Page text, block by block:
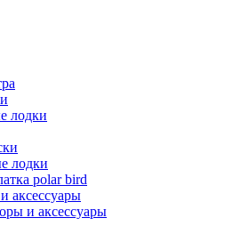
лодки
лодки
polar bird
аксессуары
и аксессуары